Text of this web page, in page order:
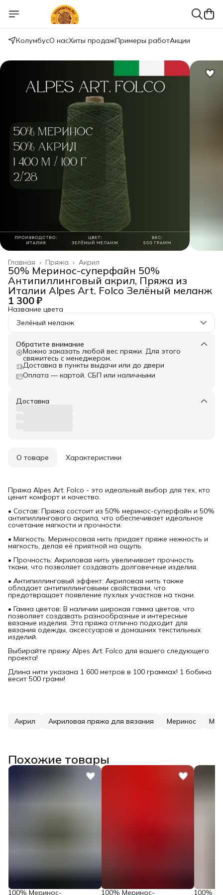
КолумбусО насХиты продажПримеры работАкции
Акрил
Пряжа ›
Главная ›
50% Меринос-суперфайн 50%
Антипиллинговый акрил, Пряжа из
Италии Alpes Art. Folco Зелёный меланж
1 300 ₽
Название цвета
Зелёный меланж
Обратите внимание
Можно заказать любой вес пряжи. Для этого
свяжитесь с менеджером.
Доставка в пункты выдачи или до двери
Оплата — картой, СБП или наличными
Доставка
О товаре Характеристики
Пряжа Alpes Art. Folco - это идеальный выбор для тех, кто
ценит комфорт и качество.
• Состав: Пряжа состоит из 50% меринос-суперфайн и 50%
антипиллингового акрила, что обеспечивает идеальное
сочетание мягкости и прочности.
• Мягкость: Мериносовая нить придает пряже нежность и
мягкость, делая её приятной на ощупь.
• Прочность: Акриловая нить увеличивает прочность
ткани, что позволяет создавать долговечные изделия.
• Антипиллинговый эффект: Акриловая нить также
обладает антипиллинговыми свойствами, что
предотвращает появление пухлых участков на ткани.
• Гамма цветов: В наличии широкая гамма цветов, что
позволяет создавать разнообразные и интересные
вязаные изделия. Эта пряжа отлично подходит для
вязания одежды, аксессуаров и домашних текстильных
изделий.
Выбирайте пряжу Alpes Art. Folco для вашего следующего
проекта!
Длина нити указана 1 600 метров в 100 граммах! 1 бобина
весит 500 грамм!
Акрил Акриловая пряжа для вязания Меринос
Похожие товары
100% Меринос- 100% Меринос- 100%